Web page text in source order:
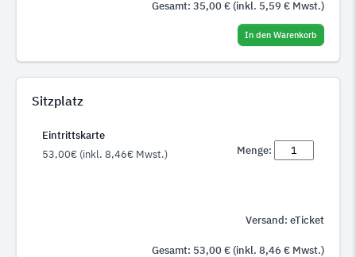
Gesamt: 35,00€(inkl. 5,59 € Mwst.)
In den Warenkorb
Sitzplatz
Eintrittskarte
53,00€ (inkl. 8,46€ Mwst.) Menge:
Versand: eTicket
Gesamt: 53,00€(inkl. 8,46 € Mwst.)